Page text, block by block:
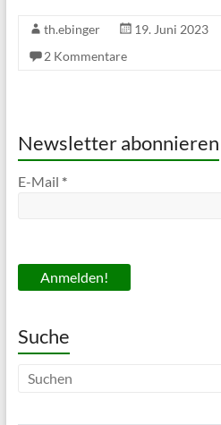
th.ebinger 19. Juni 2023
2 Kommentare
Newsletter abonnieren
E-Mail *
Suche